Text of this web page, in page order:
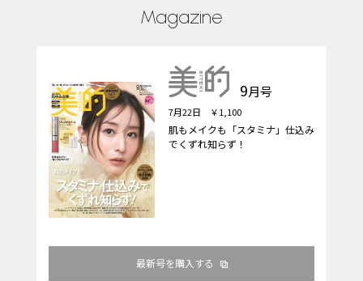
Magazine
9月号
7月22日 ￥1,100
肌もメイクも「スタミナ」仕込み
でくずれ知らず！
最新号を購入する